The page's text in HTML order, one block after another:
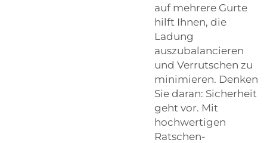
auf mehrere Gurte
hilft Ihnen, die
Ladung
auszubalancieren
und Verrutschen zu
minimieren. Denken
Sie daran: Sicherheit
geht vor. Mit
hochwertigen
Ratschen-